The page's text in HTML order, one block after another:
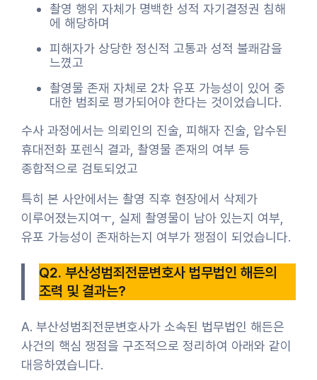
촬영 행위 자체가 명백한 성적 자기결정권 침해
에 해당하며
피해자가 상당한 정신적 고통과 성적 불쾌감을
느꼈고
촬영물 존재 자체로 2차 유포 가능성이 있어 중
대한 범죄로 평가되어야 한다는 것이었습니다.
수사 과정에서는 의뢰인의 진술, 피해자 진술, 압수된
휴대전화 포렌식 결과, 촬영물 존재의 여부 등
종합적으로 검토되었고
특히 본 사안에서는 촬영 직후 현장에서 삭제가
이루어졌는지여ㅜ, 실제 촬영물이 남아 있는지 여부,
유포 가능성이 존재하는지 여부가 쟁점이 되었습니다.
Q2. 부산성범죄전문변호사 법무법인 해든의
조력 및 결과는?
A. 부산성범죄전문변호사가 소속된 법무법인 해든은
사건의 핵심 쟁점을 구조적으로 정리하여 아래와 같이
대응하였습니다.